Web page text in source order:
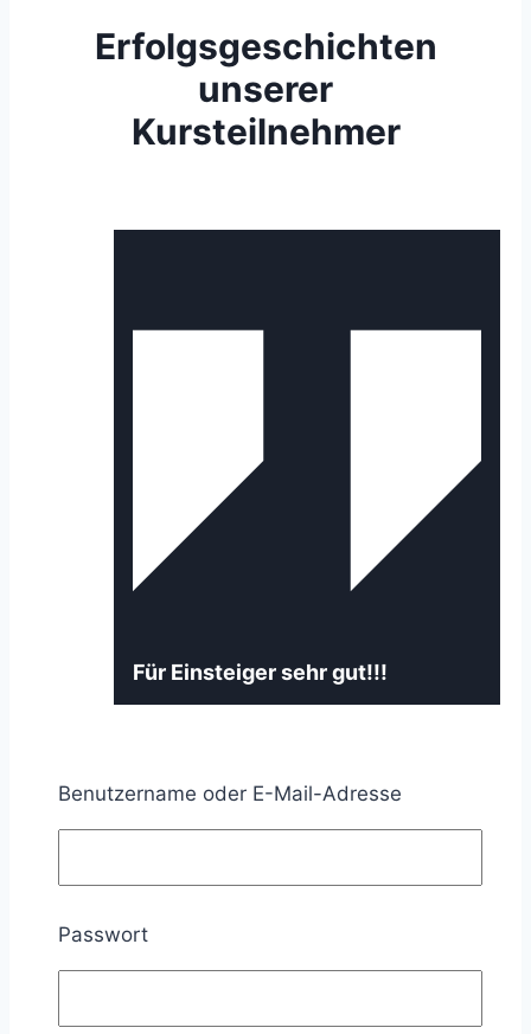
Erfolgsgeschichten
unserer
Kursteilnehmer
Für Einsteiger sehr gut!!!
Das Gebiet der Großraum-
Benutzername oder E-Mail-Adresse
Passwort